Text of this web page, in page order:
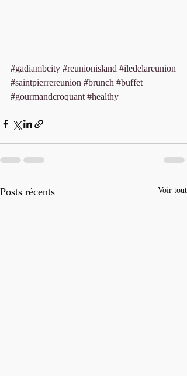
#gadiambcity #reunionisland #iledelareunion
#saintpierrereunion #brunch #buffet
#gourmandcroquant #healthy
Posts récents Voir tout